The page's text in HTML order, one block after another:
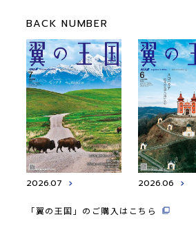
BACK NUMBER
2026.07 2026.06
「翼の王国」のご購入はこちら